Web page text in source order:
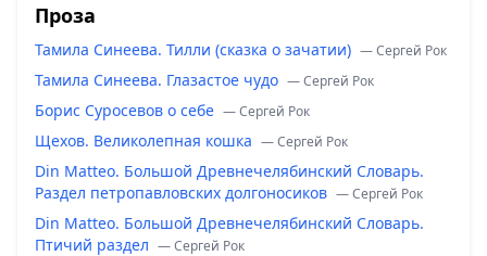
Проза
Тамила Синеева. Тилли (сказка о зачатии) — Сергей Рок
Тамила Синеева. Глазастое чудо — Сергей Рок
Борис Суросевов о себе — Сергей Рок
Щехов. Великолепная кошка — Сергей Рок
Din Matteo. Большой Древнечелябинский Словарь.
Раздел петропавловских долгоносиков — Сергей Рок
Din Matteo. Большой Древнечелябинский Словарь.
Птичий раздел — Сергей Рок